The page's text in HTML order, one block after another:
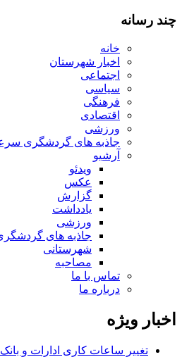
چند رسانه
خانه
اخبار شهرستان
اجتماعی
سیاسی
فرهنگی
اقتصادی
ورزشی
جاذبه های گردشگری
آرشیو
ویدئو
عکس
گزارش
یادداشت
ورزشی
جاذبه های
شهرستانی
مصاحبه
تماس با ما
درباره ما
اخبار ویژه
تغییر ساعات کاری ادارات و